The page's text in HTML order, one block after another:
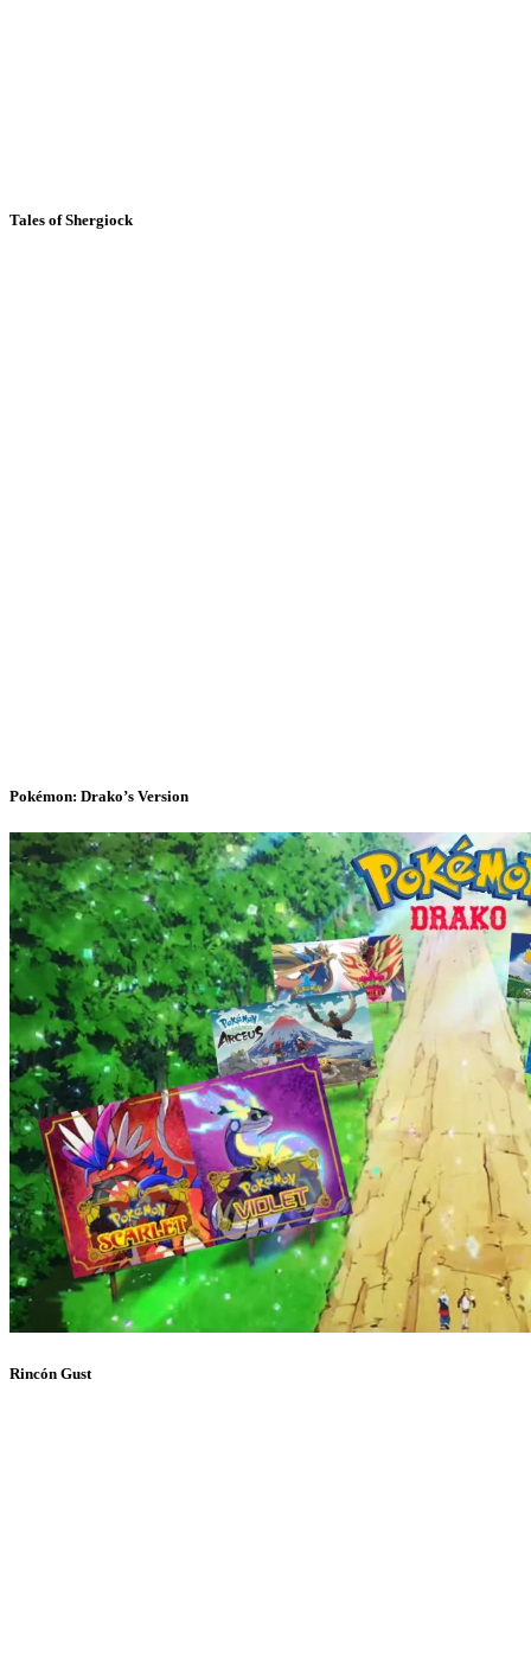
Tales of Shergiock
Pokémon: Drako’s Version
Rincón Gust